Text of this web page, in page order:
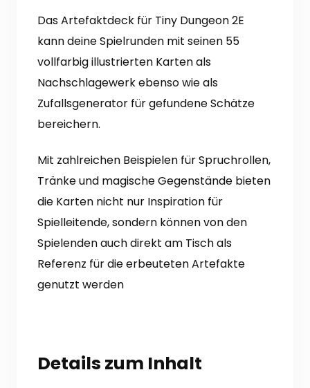
Das Artefaktdeck für Tiny Dungeon 2E
kann deine Spielrunden mit seinen 55
vollfarbig illustrierten Karten als
Nachschlagewerk ebenso wie als
Zufallsgenerator für gefundene Schätze
bereichern.
Mit zahlreichen Beispielen für Spruchrollen,
Tränke und magische Gegenstände bieten
die Karten nicht nur Inspiration für
Spielleitende, sondern können von den
Spielenden auch direkt am Tisch als
Referenz für die erbeuteten Artefakte
genutzt werden
Details zum Inhalt